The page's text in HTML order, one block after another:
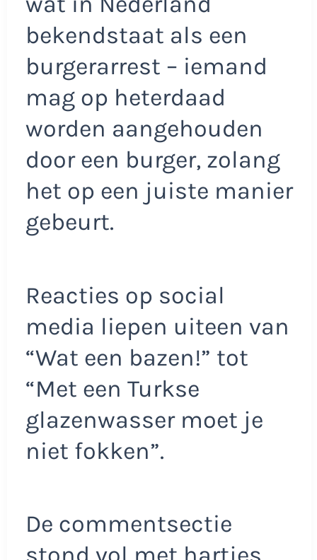
bekendstaat als een
burgerarrest – iemand
mag op heterdaad
worden aangehouden
door een burger, zolang
het op een juiste manier
gebeurt.
Reacties op social
media liepen uiteen van
“Wat een bazen!” tot
“Met een Turkse
glazenwasser moet je
niet fokken”.
De commentsectie